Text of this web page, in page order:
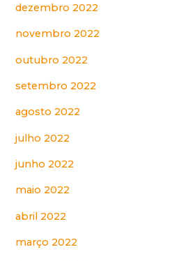
dezembro 2022
novembro 2022
outubro 2022
setembro 2022
agosto 2022
julho 2022
junho 2022
maio 2022
abril 2022
março 2022